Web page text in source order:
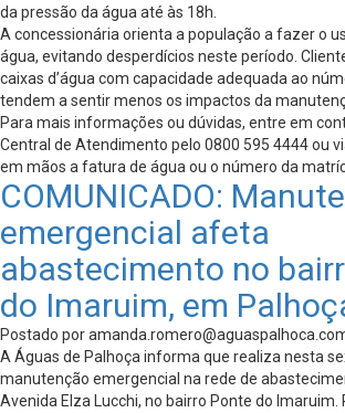
da pressão da água até às 18h.
A concessionária orienta a população a fazer o
água, evitando desperdícios neste período.
caixas d’água com capacidade adequada ao
tendem a sentir menos os impactos da
Para mais informações ou dúvidas, entre em
Central de Atendimento pelo 0800 595 4444 ou
em mãos a fatura de água ou o número da
COMUNICADO:
emergencial afeta
abastecimento no
do Imaruim, em
Postado por
A Águas de Palhoça informa que realiza nesta
manutenção emergencial na rede de
Avenida Elza Lucchi, no bairro Ponte do Imaruim.